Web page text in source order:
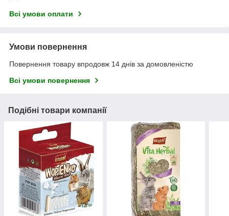
Всі умови оплати
Умови повернення
Повернення товару впродовж 14 днів за домовленістю
Всі умови повернення
Подібні товари компанії